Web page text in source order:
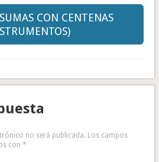
CON CENTENAS
no será publicada. Los campos
con *